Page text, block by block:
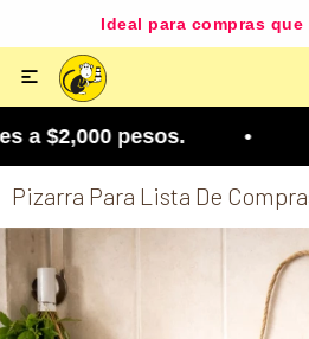
Ideal para compras

a $2,000 pesos. • Si lo
Pizarra Para Lista De